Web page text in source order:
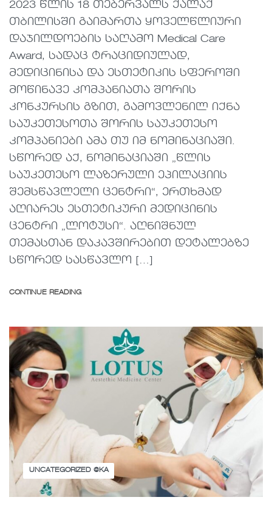
2023 წლის 18 თებერვალს ქალაქ
თბილისში გაიმართა ყოველწლიური
დაჯილდოების საღამო Medical Care
Award, სადაც ტრაციდიულად,
მედიცინისა და ესთეტიკის სფეროში
მოწინავე კომპანიათა შორის
კონკურსის გზით, გამოვლენილ იქნა
საუკეთესოთა შორის საუკეთესო
კომპანიები ამა თუ იმ ნომინაციაში.
სწორედ აქ, ნომინაციაში „წლის
საუკეთესო ლაზერული ეპილაციის
შემსწავლელი ცენტრი“, ერთხმად
აღიარეს ესთეტიკური მედიცინის
ცენტრი „ლოტუსი“. აღნიშნულ
თემასთან დაკავშირებით დეტალებზე
სწორედ სასწავლო […]
CONTINUE READING
UNCATEGORIZED @KA